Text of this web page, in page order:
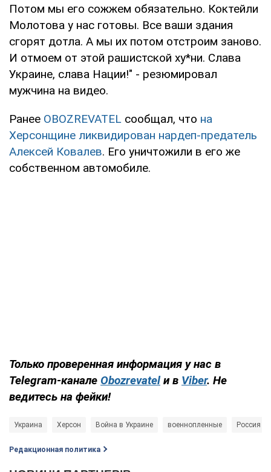
Потом мы его сожжем обязательно. Коктейли
Молотова у нас готовы. Все ваши здания
сгорят дотла. А мы их потом отстроим заново.
И отмоем от этой рашистской ху*ни. Слава
Украине, слава Нации!" - резюмировал
мужчина на видео.
Ранее OBOZREVATEL сообщал, что на
Херсонщине ликвидирован нардеп-предатель
Алексей Ковалев. Его уничтожили в его же
собственном автомобиле.
Только проверенная информация у нас в
Telegram-канале Obozrevatelи в Viber. Не
ведитесь на фейки!
Украина Херсон Война в Украине военнопленные Россия -
Редакционная политика